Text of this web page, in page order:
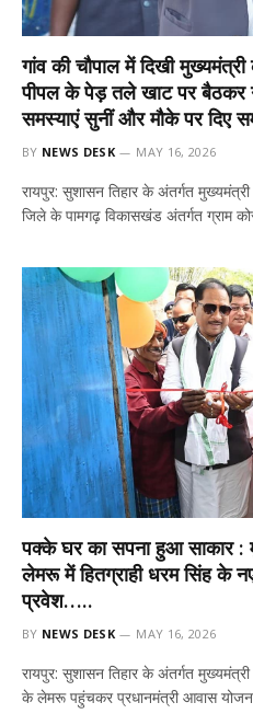
गांव की चौपाल में दिखी
पीपल के पेड़ तले खाट पर बैठकर
समस्याएं सुनीं और मौके पर दिए
BY NEWS DESK MAY 16, 2026
रायपुर: सुशासन तिहार के अंतर्गत
जिले के पामगढ़ विकासखंड अंतर्गत ग्राम
पक्के घर का सपना हुआ साकार :
लेमरू में हितग्राही धरम सिंह के
प्रवेश…..
BY NEWS DESK MAY 16, 2026
रायपुर: सुशासन तिहार के अंतर्गत
के लेमरू पहुंचकर प्रधानमंत्री आवास